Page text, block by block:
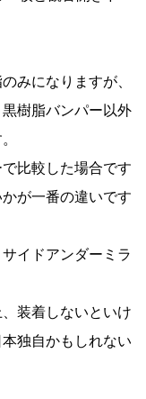
みになりますが、
樹脂バンパー以外
比較した場合です
が一番の違いです
イドアンダーミラ
装着しないといけ
独自かもしれない